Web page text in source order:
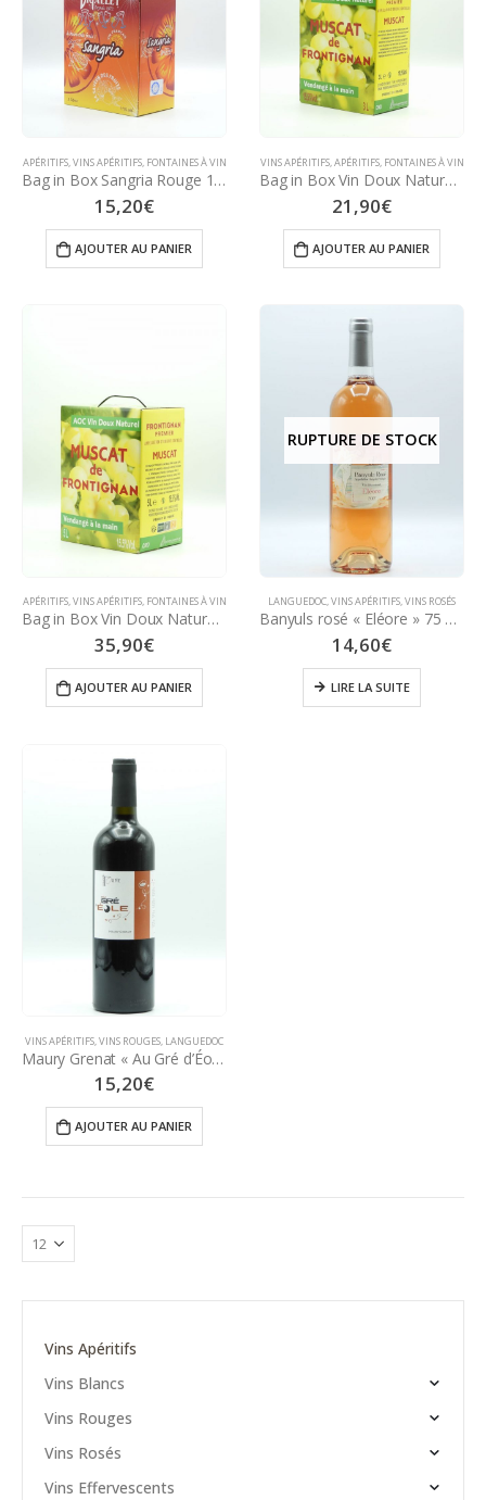
APÉRITIFS,VINS APÉRITIFS, FONTAINES À VIN
Bag in Box Sangria Rouge 11° – 3 Litres
15,20€
AJOUTER AU PANIER
VINS APÉRITIFS,APÉRITIFS, FONTAINES À VIN
Bag in Box Vin Doux Naturel AOP Muscat Frontignan 15,5° – 3 Litres
21,90€
AJOUTER AU PANIER
APÉRITIFS,VINS APÉRITIFS, FONTAINES À VIN
Bag in Box Vin Doux Naturel AOP Muscat Frontignan 15,5° – 5 Litres
35,90€
AJOUTER AU PANIER
RUPTURE DE STOCK
LANGUEDOC,VINS APÉRITIFS,VINS ROSÉS
Banyuls rosé « Eléore » 75 – 2017 – Domaine Piétri-Géraud
14,60€
LIRE LA SUITE
VINS APÉRITIFS,VINS ROUGES, LANGUEDOC
Maury Grenat « Au Gré d’Éole » 75 cl – 2022 – Earl Domaine la Toupie
15,20€
AJOUTER AU PANIER
Vins Apéritifs
Vins Blancs
Vins Rouges
Vins Rosés
Vins Effervescents